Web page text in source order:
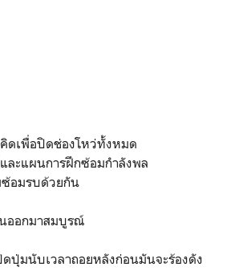
ดเพื่อปิดช่องโหว่ทั้งหมด
ะแผนการฝึกซ้อมกำลังพล
อมรบด้วยกัน
ออกมาสมบูรณ์
ปุ่มนับเวลาถอยหลังก่อนมันจะร้องดัง